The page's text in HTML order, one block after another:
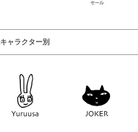
キャラクター別